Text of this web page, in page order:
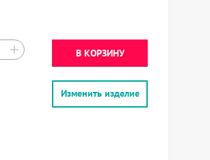
+
Изменить изделие
В КОРЗИНУ